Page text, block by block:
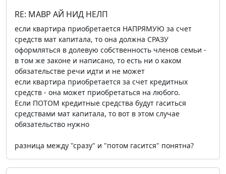
RE: МАВР АЙ НИД НЕЛП
если квартира приобретается НАПРЯМУЮ за счет
средств мат капитала, то она должна СРАЗУ
оформляться в долевую собственность членов семьи -
в том же законе и написано, то есть ни о каком
обязательстве речи идти и не может
если квартира приобретается за счет кредитных
средств - она может приобретаться на любого.
Если ПОТОМ кредитные средства будут гаситься
средствами мат капитала, то вот в этом случае
обязательство нужно
разница между "сразу" и "потом гасится" понятна?